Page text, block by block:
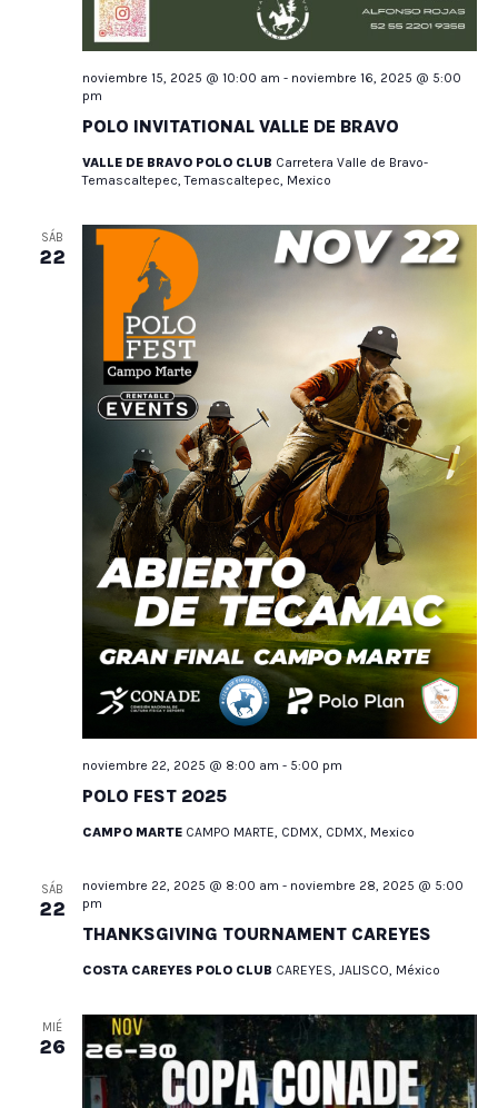
POLO INVITATIONAL VALLE DE BRAVO
noviembre 15, 2025 @ 10:00 am - noviembre 16, 2025 @ 5:00
pm
VALLE DE BRAVO POLO CLUB Carretera Valle de Bravo-
Temascaltepec, Temascaltepec, Mexico
SÁB
22
POLO FEST 2025
noviembre 22, 2025 @ 8:00 am - 5:00 pm
CAMPO MARTE CAMPO MARTE, CDMX, CDMX, Mexico
SÁB
22
THANKSGIVING TOURNAMENT CAREYES
noviembre 22, 2025 @ 8:00 am - noviembre 28, 2025 @ 5:00
pm
COSTA CAREYES POLO CLUB CAREYES, JALISCO, México
MIÉ
26